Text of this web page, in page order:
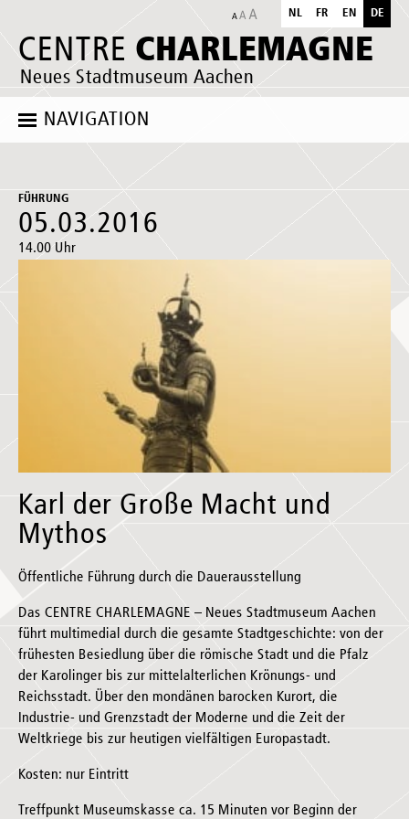
CENTRE CHARLEMAGNE
Neues Stadtmuseum Aachen
NL FR EN DE
NAVIGATION
FÜHRUNG
05.03.2016
14.00 Uhr
Karl der Große Macht und
Mythos
Öffentliche Führung durch die Dauerausstellung
Das CENTRE CHARLEMAGNE – Neues Stadtmuseum Aachen
führt multimedial durch die gesamte Stadtgeschichte: von der
frühesten Besiedlung über die römische Stadt und die Pfalz
der Karolinger bis zur mittelalterlichen Krönungs- und
Reichsstadt. Über den mondänen barocken Kurort, die
Industrie- und Grenzstadt der Moderne und die Zeit der
Weltkriege bis zur heutigen vielfältigen Europastadt.
Kosten: nur Eintritt
Treffpunkt Museumskasse ca. 15 Minuten vor Beginn der